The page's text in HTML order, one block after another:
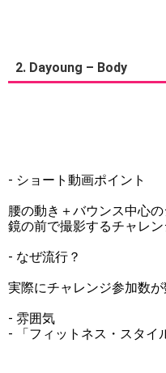
2. Dayoung – Body
- ショート動画ポイント
腰の動き＋バウンス中心
鏡の前で撮影するチャレ
- なぜ流行？
実際にチャレンジ参加数
- 雰囲気
- 「フィットネス・スタイ